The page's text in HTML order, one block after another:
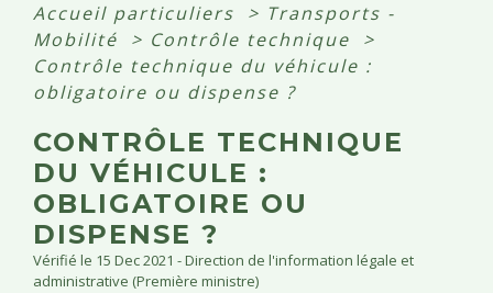
Accueil particuliers > Transports -
Mobilité
> Contrôle technique
>
Contrôle technique du véhicule :
obligatoire ou dispense ?
CONTRÔLE TECHNIQUE
DU VÉHICULE :
OBLIGATOIRE OU
DISPENSE ?
Vérifié le 15 Dec 2021 - Direction de l'information légale et
administrative (Première ministre)